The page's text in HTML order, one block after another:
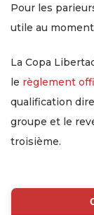
Pour les
utile au
La Copa
le règlement
qualification
groupe et le
troisième.